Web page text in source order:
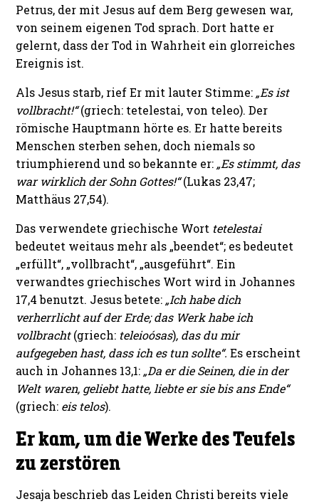
Petrus, der mit Jesus auf dem Berg gewesen war,
von seinem eigenen Tod sprach. Dort hatte er
gelernt, dass der Tod in Wahrheit ein glorreiches
Ereignis ist.
Als Jesus starb, rief Er mit lauter Stimme: „Es ist
vollbracht!“(griech: tetelestai, von teleo). Der
römische Hauptmann hörte es. Er hatte bereits
Menschen sterben sehen, doch niemals so
triumphierend und so bekannte er: „Es stimmt, das
war wirklich der Sohn Gottes!“(Lukas 23,47;
Matthäus 27,54).
Das verwendete griechische Wort tetelestai
bedeutet weitaus mehr als „beendet“; es bedeutet
„erfüllt“, „vollbracht“, „ausgeführt“. Ein
verwandtes griechisches Wort wird in Johannes
17,4 benutzt. Jesus betete: „Ich habe dich
verherrlicht auf der Erde; das Werk habe ich
vollbracht(griech: teleioósas), das du mir
aufgegeben hast, dass ich es tun sollte“.Es erscheint
auch in Johannes 13,1: „Da er die Seinen, die in der
Welt waren, geliebt hatte, liebte er sie bis ans Ende“
(griech: eis telos).
Er kam, um die Werke des Teufels
zu zerstören
Jesaja beschrieb das Leiden Christi bereits viele